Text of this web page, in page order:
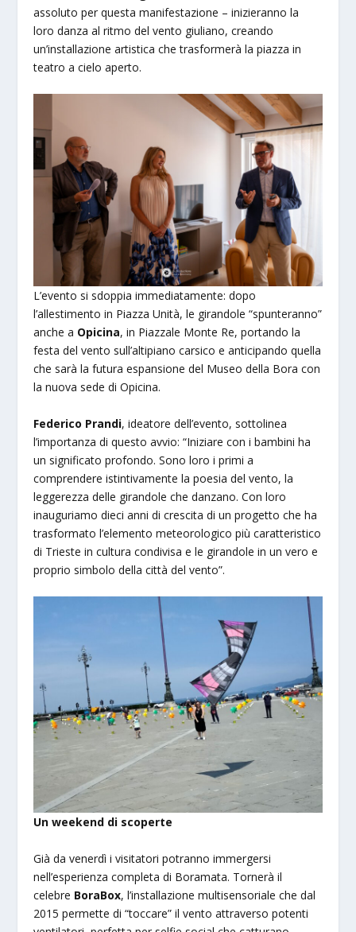
assoluto per questa manifestazione – inizieranno la
loro danza al ritmo del vento giuliano, creando
un’installazione artistica che trasformerà la piazza in
teatro a cielo aperto.
L’evento si sdoppia immediatamente: dopo
l’allestimento in Piazza Unità, le girandole “spunteranno”
anche a Opicina, in Piazzale Monte Re, portando la
festa del vento sull’altipiano carsico e anticipando quella
che sarà la futura espansione del Museo della Bora con
la nuova sede di Opicina.
Federico Prandi, ideatore dell’evento, sottolinea
l’importanza di questo avvio: “Iniziare con i bambini ha
un significato profondo. Sono loro i primi a
comprendere istintivamente la poesia del vento, la
leggerezza delle girandole che danzano. Con loro
inauguriamo dieci anni di crescita di un progetto che ha
trasformato l’elemento meteorologico più caratteristico
di Trieste in cultura condivisa e le girandole in un vero e
proprio simbolo della città del vento”.
Un weekend di scoperte
Già da venerdì i visitatori potranno immergersi
nell’esperienza completa di Boramata. Tornerà il
celebre BoraBox, l’installazione multisensoriale che dal
2015 permette di “toccare” il vento attraverso potenti